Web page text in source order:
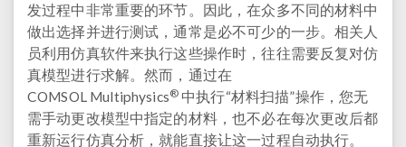
发过程中非常重要的环节。因此，在众多不同的材料中
做出选择并进行测试，通常是必不可少的一步。相关人
员利用仿真软件来执行这些操作时，往往需要反复对仿
真模型进行求解。然而，通过在
COMSOL Multiphysics® 中执行“材料扫描”操作，您无
需手动更改模型中指定的材料，也不必在每次更改后都
重新运行仿真分析，就能直接让这一过程自动执行。